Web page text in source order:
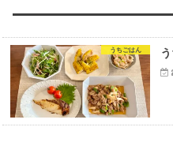
うちごはん